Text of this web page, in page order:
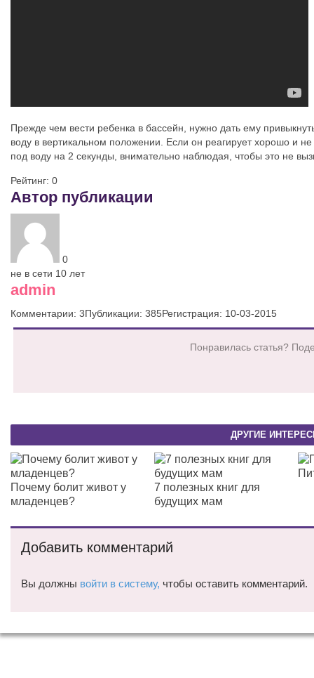
Прежде чем вести ребенка в бассейн, нужно дать ему
воду в вертикальном положении. Если он реагирует хорошо и
под воду на 2 секунды, внимательно наблюдая, чтобы это не
Рейтинг: 0
Автор публикации
0
не в сети 10 лет
admin
Комментарии: 3Публикации: 385Регистрация: 10-03-2015
Понравилась статья?
ДРУГИЕ
Почему болит живот у
младенцев?
7 полезных книг для
будущих мам
Добавить комментарий
Вы должны войти в систему, чтобы оставить комментарий.